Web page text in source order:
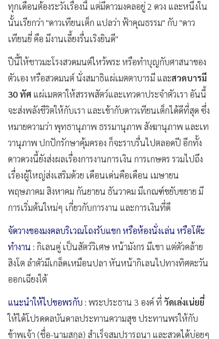
ทุกเดือนต้องระวังเรื่องนี้ แต่มีดาวมงคลอยู่ 2 ดวง และหนึ่งใน
นั้นเรียกว่า "ดาวเทียนเต็ก แปลว่า ฟ้าคุณธรรม" กับ "ดาว
เทียนยี่ คือ มีงานเลี้ยงรื่นเริงยินดี"
ปีนี้ให้ชาวมะโรงสวดมนต์ไหว้พระ หรือทำบุญกับศาสนาของ
ตัวเอง หรือสวดมนต์ นั่งสมาธิแผ่เมตตาบารมี และสวดบารมี
30 ทัศ แผ่เมตตาให้สรรพสัตว์และเทวดาประจำตัวเรา อันนี้
จะส่งพลังชีวิตให้กับเรา และเข้ากับดาวเทียนเต็กได้ดีที่สุด ซึ่ง
หมายความว่า พุทธานุภาพ ธรรมานุภาพ สังฆานุภาพ และเท
วานุภาพ ปกปักรักษาคุ้มครอง ก็จะราบรื่นไปตลอดปี อีกทั้ง
ดาวดวงนี้ยังส่งผลเรื่องการงานการเงิน การเกษตร รวมไปถึง
เรื่องผู้ใหญ่ส่งเสริมด้วย เดือนเด่นคือเดือน เมษายน
พฤษภาคม สิงหาคม กันยายน ธันวาคม มีเกณฑ์ขยับขยาย มี
การเริ่มต้นใหม่ๆ เกี่ยวกับการงาน และการเงินที่ดี
จัดวางของมงคลบริเวณโถงรับแขก หรือห้องนั่งเล่น หรือโต๊ะ
ทำงาน : กิเลนคู่ เป็นสัตว์วิเศษ หน้ามังกร มีเขา แต่ตัวคล้าย
สิงโต ลำตัวมีเกล็ดเหมือนปลา หันหน้ากิเลนไปทางทิศตะวัน
ออกเฉียงใต้
แนะนำให้ไปขอพรกับ : พระประธาน 3 องค์ ที่ วัดเล่งเน่ยยี่
ให้ได้โปรดดลบันดาลประทานความสุข ประทานพรให้กับ
ข้าพเจ้า (ชื่อ-นามสกุล) สำเร็จสมปรารถนา และสวดได้บ่อยๆ